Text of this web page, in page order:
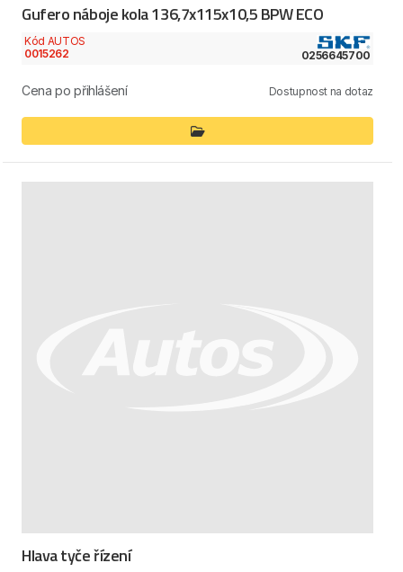
Gufero náboje kola 136,7x115x10,5 BPW ECO
Kód AUTOS
0015262
0256645700
Cena po přihlášení Dostupnost na dotaz
Hlava tyče řízení